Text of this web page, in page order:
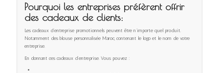
Pourquoi les entreprises préfèrent offrir
des cadeaux de clients:
Les cadeaux d’entreprise promotionnels peuvent être n’importe quel produit.
Notamment des blouse personnalisée Maroc, contenant le logo et le nom de votre
entreprise.
En donnant ces cadeaux d’entreprise. Vous pouvez :